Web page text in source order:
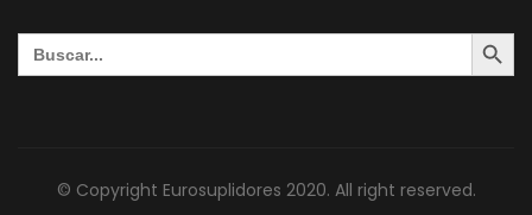
Search
for:
Search Button
© Copyright Eurosuplidores 2020. All right reserved.